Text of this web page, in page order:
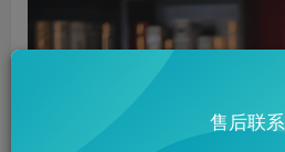
售后联系